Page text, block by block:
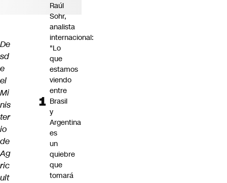
De
sd
e
el
Mi
nis
ter
io
de
Ag
ric
ult
Raúl
Sohr,
analista
internacional:
"Lo
que
estamos
viendo
entre
Brasil
y
Argentina
es
un
quiebre
que
tomará